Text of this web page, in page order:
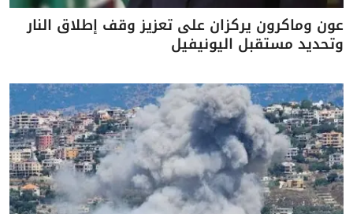
عون وماكرون يركزان على تعزيز وقف إطلاق النار
وتحديد مستقبل اليونيفيل